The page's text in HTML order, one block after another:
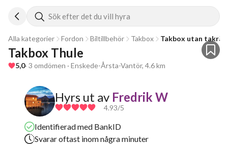
Sök efter det du vill hyra
Alla kategorier Fordon Biltillbehör Takbox Takbox utan
Takbox Thule
5,0· 3 omdömen · Enskede-Årsta-Vantör, 4.6 km
Hyrs ut av Fredrik W
4.93/5
Identifierad med BankID
Svarar oftast inom några minuter